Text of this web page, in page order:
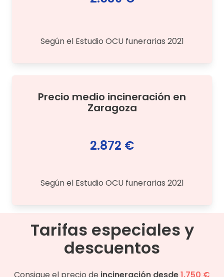
Según el Estudio OCU funerarias 2021
Precio medio incineración en
Zaragoza
2.872 €
Según el Estudio OCU funerarias 2021
Tarifas especiales y
descuentos